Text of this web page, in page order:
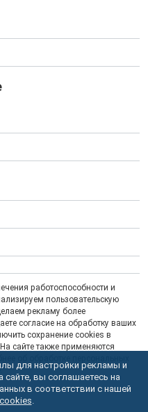
работоспособности и
пользовательскую
рекламу более
согласие на обработку ваших
сохранение cookies в
сайте также применяются
.
для настройки рекламы и
сайте, вы соглашаетесь на
в соответствии с нашей
.